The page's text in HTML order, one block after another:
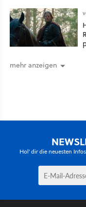
mehr anzeigen
Hol' dir die neuesten